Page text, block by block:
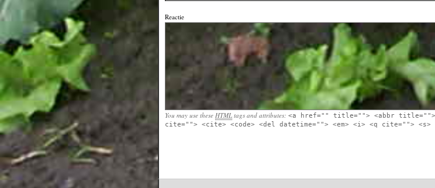
Reactie
You may use these HTML tags and attributes: <a href="" title=""> <abbr title="">
cite=""> <cite> <code> <del datetime=""> <em> <i> <q cite=""> <s>